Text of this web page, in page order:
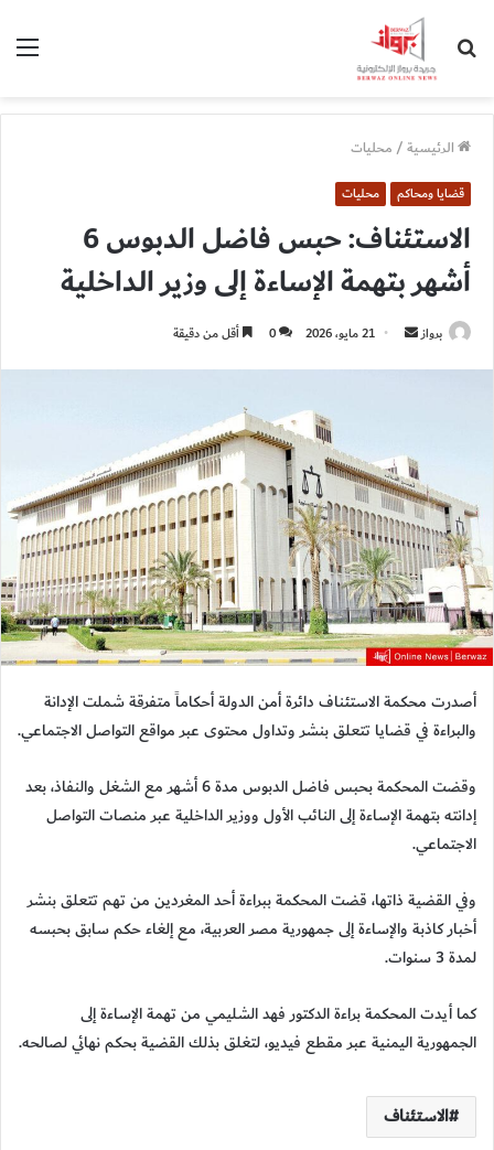
الرئيسية/محليات
قضايا ومحاكم محليات
الاستئناف: حبس فاضل الدبوس 6
أشهر بتهمة الإساءة إلى وزير الداخلية
برواز
أرسل 21 مايو، 2026 0 أقل من دقيقة
أصدرت محكمة الاستئناف دائرة أمن الدولة أحكاماً متفرقة شملت الإدانة
والبراءة في قضايا تتعلق بنشر وتداول محتوى عبر مواقع التواصل الاجتماعي.
وقضت المحكمة بحبس فاضل الدبوس مدة 6 أشهر مع الشغل والنفاذ، بعد
إدانته بتهمة الإساءة إلى النائب الأول ووزير الداخلية عبر منصات التواصل
الاجتماعي.
وفي القضية ذاتها، قضت المحكمة ببراءة أحد المغردين من تهم تتعلق بنشر
أخبار كاذبة والإساءة إلى جمهورية مصر العربية، مع إلغاء حكم سابق بحبسه
لمدة 3 سنوات.
كما أيدت المحكمة براءة الدكتور فهد الشليمي من تهمة الإساءة إلى
الجمهورية اليمنية عبر مقطع فيديو، لتغلق بذلك القضية بحكم نهائي لصالحه.
الاستئناف